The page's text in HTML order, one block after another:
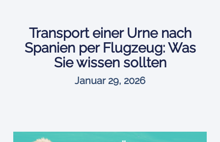
Transport einer Urne nach
Spanien per Flugzeug: Was
Sie wissen sollten
Januar 29, 2026